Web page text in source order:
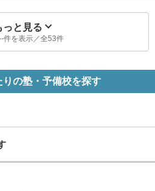
っと見る
件を表示／全53件
りの塾・予備校を探す